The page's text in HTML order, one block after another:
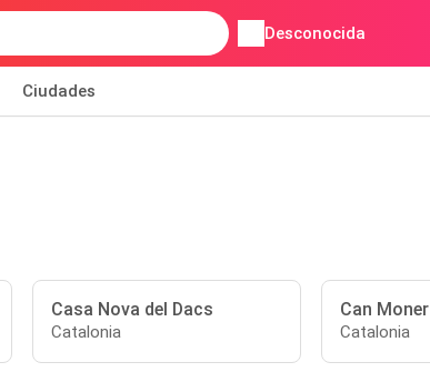
Desconocida
Ciudades
Casa Nova del Dacs
Catalonia
Can Moner
Catalonia